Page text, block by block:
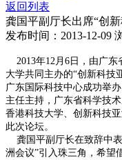
返回列表
龚国平副厅长出席“创
发布时间：2013-12-09
2013年12月6日，由广东
大学共同主办的“创新科技
广东国际科技中心成功举
主任主持，广东省科学技
香港科技大学、创新科技
此次论坛。
龚国平副厅长在致辞中
洲会议”引入珠三角，希望